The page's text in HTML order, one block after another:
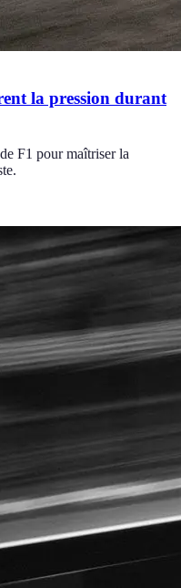
la pression durant
F1 pour maîtriser la